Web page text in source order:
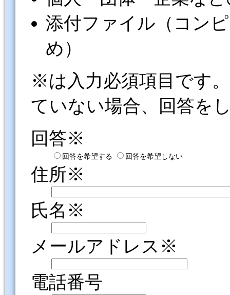
添付ファイル（コン
め）
※は入力必須項目です
ていない場合、回答を
回答※
回答を希望する 回答を希望しない
住所※
氏名※
メールアドレス※
電話番号